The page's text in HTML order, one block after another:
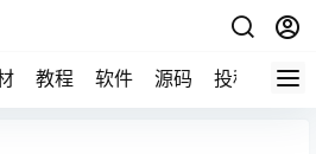
教程 软件 源码 投稿 关于